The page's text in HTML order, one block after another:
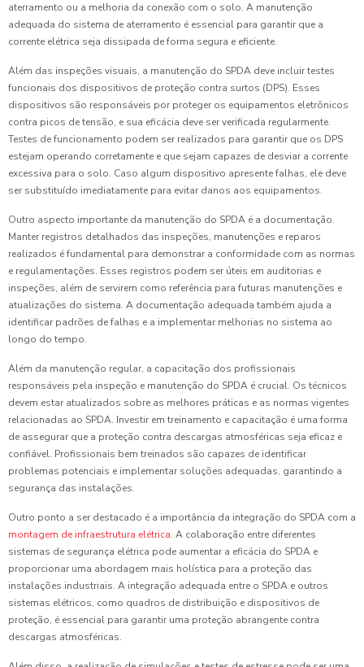
aterramento ou a melhoria da conexão com o solo. A manutenção
adequada do sistema de aterramento é essencial para garantir que a
corrente elétrica seja dissipada de forma segura e eficiente.
Além das inspeções visuais, a manutenção do SPDA deve incluir testes
funcionais dos dispositivos de proteção contra surtos (DPS). Esses
dispositivos são responsáveis por proteger os equipamentos eletrônicos
contra picos de tensão, e sua eficácia deve ser verificada regularmente.
Testes de funcionamento podem ser realizados para garantir que os DPS
estejam operando corretamente e que sejam capazes de desviar a corrente
excessiva para o solo. Caso algum dispositivo apresente falhas, ele deve
ser substituído imediatamente para evitar danos aos equipamentos.
Outro aspecto importante da manutenção do SPDA é a documentação.
Manter registros detalhados das inspeções, manutenções e reparos
realizados é fundamental para demonstrar a conformidade com as normas
e regulamentações. Esses registros podem ser úteis em auditorias e
inspeções, além de servirem como referência para futuras manutenções e
atualizações do sistema. A documentação adequada também ajuda a
identificar padrões de falhas e a implementar melhorias no sistema ao
longo do tempo.
Além da manutenção regular, a capacitação dos profissionais
responsáveis pela inspeção e manutenção do SPDA é crucial. Os técnicos
devem estar atualizados sobre as melhores práticas e as normas vigentes
relacionadas ao SPDA. Investir em treinamento e capacitação é uma forma
de assegurar que a proteção contra descargas atmosféricas seja eficaz e
confiável. Profissionais bem treinados são capazes de identificar
problemas potenciais e implementar soluções adequadas, garantindo a
segurança das instalações.
Outro ponto a ser destacado é a importância da integração do SPDA com a
montagem de infraestrutura elétrica. A colaboração entre diferentes
sistemas de segurança elétrica pode aumentar a eficácia do SPDA e
proporcionar uma abordagem mais holística para a proteção das
instalações industriais. A integração adequada entre o SPDA e outros
sistemas elétricos, como quadros de distribuição e dispositivos de
proteção, é essencial para garantir uma proteção abrangente contra
descargas atmosféricas.